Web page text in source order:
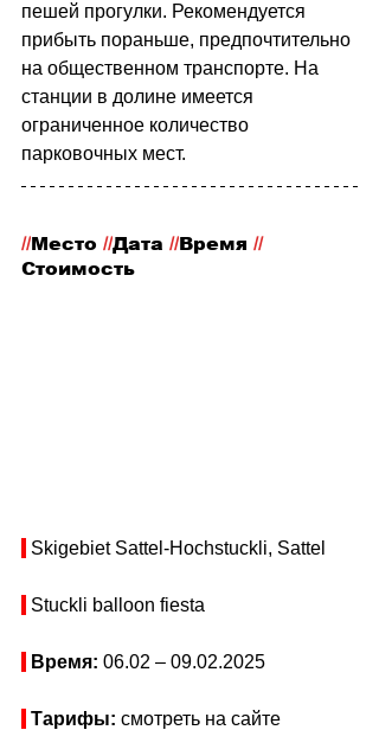
пешей прогулки. Рекомендуется
прибыть пораньше, предпочтительно
на общественном транспорте. На
станции в долине имеется
ограниченное количество
парковочных мест.
//Место //Дата //Время //
Стоимость
Skigebiet Sattel-Hochstuckli, Sattel
Stuckli balloon fiesta
Время: 06.02 – 09.02.2025
Тарифы: смотреть на сайте